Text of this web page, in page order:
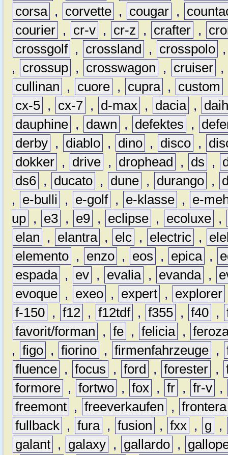
corsa , corvette , cougar ,
courier , cr-v , cr-z , crafter ,
crossgolf , crossland , crosspolo
,
crossup , crosswagon , cruiser ,
cullinan
, cuore , cupra , custom
cx-5 , cx-7 , d-max , dacia ,
dauphine , dawn , defektes ,
derby , diablo , dino , disco ,
dokker , drive , drophead , ds ,
ds6 , ducato , dune , durango ,
,
e-bulli , e-golf , e-klasse ,
e-
up , e3 , e9 , eclipse , ecoluxe ,
elan
, elantra , elc , electric ,
elemento , enzo , eos , epica ,
espada , ev , evalia , evanda ,
evoque , exeo , expert , explorer
f-150 , f12 , f12tdf , f355 , f40 ,
favorit/forman
, fe , felicia ,
, figo , fiorino , firmenfahrzeuge ,
fluence , focus , ford , forester ,
formore , fortwo , fox , fr , fr-v ,
freemont , freeverkaufen , frontera
fullback , fura , fusion , fxx , g
,
galant , galaxy , gallardo ,